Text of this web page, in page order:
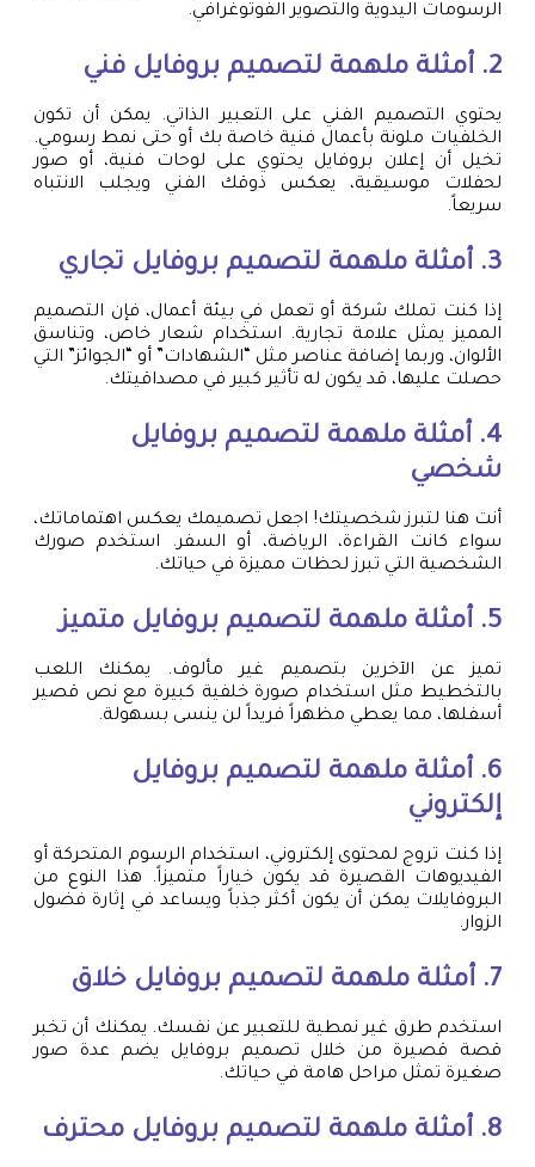
الرسومات اليدوية والتصوير الفوتوغرافي.
2. أمثلة ملهمة لتصميم بروفايل فني
يحتوي التصميم الفني على التعبير الذاتي. يمكن أن تكون
الخلفيات ملونة بأعمال فنية خاصة بك أو حتى نمط رسومي.
تخيل أن إعلان بروفايل يحتوي على لوحات فنية، أو صور
لحفلات موسيقية، يعكس ذوقك الفني ويجلب الانتباه
سريعاً.
3. أمثلة ملهمة لتصميم بروفايل تجاري
إذا كنت تملك شركة أو تعمل في بيئة أعمال، فإن التصميم
المميز يمثل علامة تجارية. استخدام شعار خاص، وتناسق
الألوان، وربما إضافة عناصر مثل “الشهادات” أو “الجوائز” التي
حصلت عليها، قد يكون له تأثير كبير في مصداقيتك.
4. أمثلة ملهمة لتصميم بروفايل
شخصي
أنت هنا لتبرز شخصيتك! اجعل تصميمك يعكس اهتماماتك،
سواء كانت القراءة، الرياضة، أو السفر. استخدم صورك
الشخصية التي تبرز لحظات مميزة في حياتك.
5. أمثلة ملهمة لتصميم بروفايل متميز
تميز عن الآخرين بتصميم غير مألوف. يمكنك اللعب
بالتخطيط مثل استخدام صورة خلفية كبيرة مع نص قصير
أسفلها، مما يعطي مظهراً فريداً لن ينسى بسهولة.
6. أمثلة ملهمة لتصميم بروفايل
إلكتروني
إذا كنت تروج لمحتوى إلكتروني، استخدام الرسوم المتحركة أو
الفيديوهات القصيرة قد يكون خياراً متميزاً. هذا النوع من
البروفايلات يمكن أن يكون أكثر جذباً ويساعد في إثارة فضول
الزوار.
7. أمثلة ملهمة لتصميم بروفايل خلاق
استخدم طرق غير نمطية للتعبير عن نفسك. يمكنك أن تخبر
قصة قصيرة من خلال تصميم بروفايل يضم عدة صور
صغيرة تمثل مراحل هامة في حياتك.
8. أمثلة ملهمة لتصميم بروفايل محترف